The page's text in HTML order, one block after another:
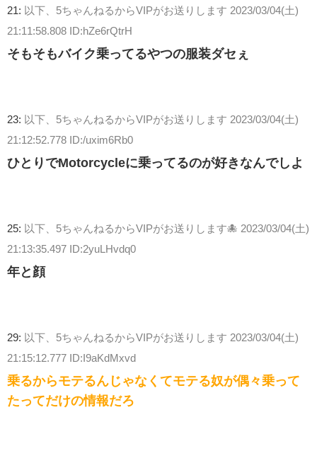
21: 以下、5ちゃんねるからVIPがお送りします 2023/03/04(土)
21:11:58.808 ID:hZe6rQtrH
そもそもバイク乗ってるやつの服装ダセぇ
23: 以下、5ちゃんねるからVIPがお送りします 2023/03/04(土)
21:12:52.778 ID:/uxim6Rb0
ひとりでMotorcycleに乗ってるのが好きなんでしよ
25: 以下、5ちゃんねるからVIPがお送りします🐙 2023/03/04(土)
21:13:35.497 ID:2yuLHvdq0
年と顔
29: 以下、5ちゃんねるからVIPがお送りします 2023/03/04(土)
21:15:12.777 ID:I9aKdMxvd
乗るからモテるんじゃなくてモテる奴が偶々乗って
たってだけの情報だろ